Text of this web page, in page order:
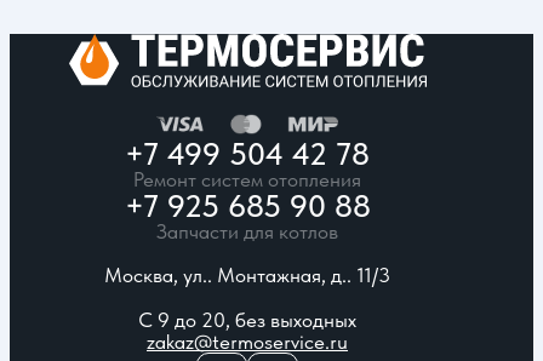
+7 499 504 42 78
Ремонт систем отопления
+7 925 685 90 88
Запчасти для котлов
Москва, ул.. Монтажная, д.. 11/3
С 9 до 20, без выходных
zakaz@termoservice.ru